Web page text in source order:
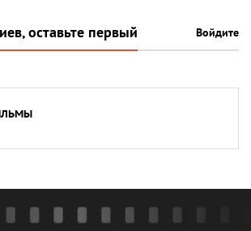
оставьте первый Войдите